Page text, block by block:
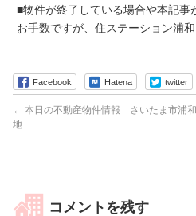
■物件が終了している場合や本記事
お手数ですが、住ステーション浦
Facebook Hatena twitter
← 本日の不動産物件情報 さいたま市浦
地
コメントを残す